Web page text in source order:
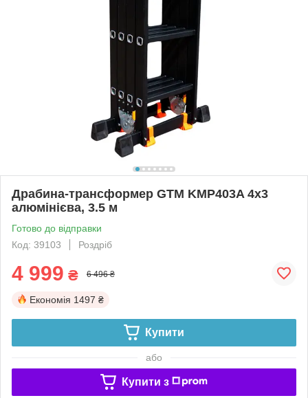
Драбина-трансформер GTM KMP403A 4х3
алюмінієва, 3.5 м
Готово до відправки
Код: 39103
Роздріб
4 999 ₴ 6 496 ₴
Економія 1497 ₴
Купити
або
Купити з